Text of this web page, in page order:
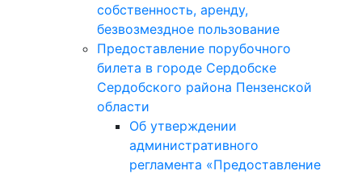
собственность, аренду,
безвозмездное пользование
Предоставление порубочного
билета в городе Сердобске
Сердобского района Пензенской
области
Об утверждении
административного
регламента «Предоставление